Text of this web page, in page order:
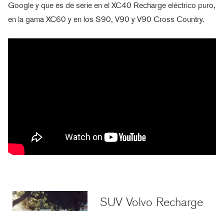
Google y que es de serie en el XC40 Recharge eléctrico puro,
en la gama XC60 y en los S90, V90 y V90 Cross Country.
SUV Volvo Recharge